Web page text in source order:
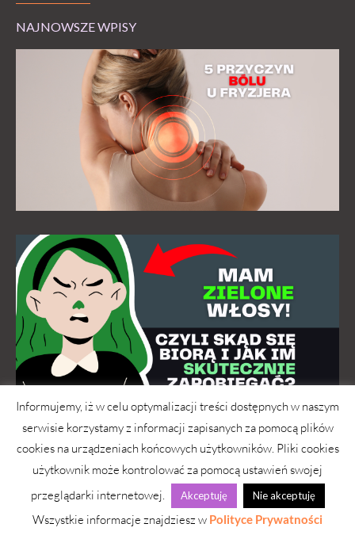
NAJNOWSZE WPISY
Informujemy, iż w celu optymalizacji treści dostępnych w naszym
serwisie korzystamy z informacji zapisanych za pomocą plików
cookies na urządzeniach końcowych użytkowników. Pliki cookies
użytkownik może kontrolować za pomocą ustawień swojej
przeglądarki internetowej.
Akceptuję Nie akceptuję
Wszystkie informacje znajdziesz w Polityce Prywatności